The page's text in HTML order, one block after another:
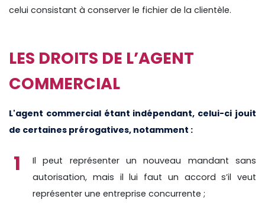
celui consistant à conserver le fichier de la clientèle.
LES DROITS DE L’AGENT
COMMERCIAL
L'agent commercial étant indépendant, celui-ci jouit
de certaines prérogatives, notamment :
Il peut représenter un nouveau mandant sans
autorisation, mais il lui faut un accord s’il veut
représenter une entreprise concurrente ;